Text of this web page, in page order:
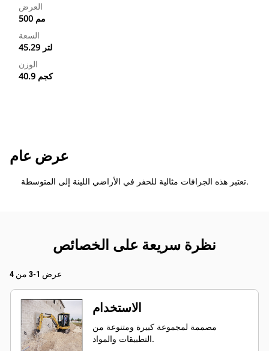
العرض
500 مم
السعة
45.29 لتر
الوزن
40.9 كجم
عرض عام
تعتبر هذه الجرافات مثالية للحفر في الأراضي اللينة إلى المتوسطة.
نظرة سريعة على الخصائص
عرض 1-3 من 4
الاستخدام
مصممة لمجموعة كبيرة ومتنوعة من
التطبيقات والمواد.